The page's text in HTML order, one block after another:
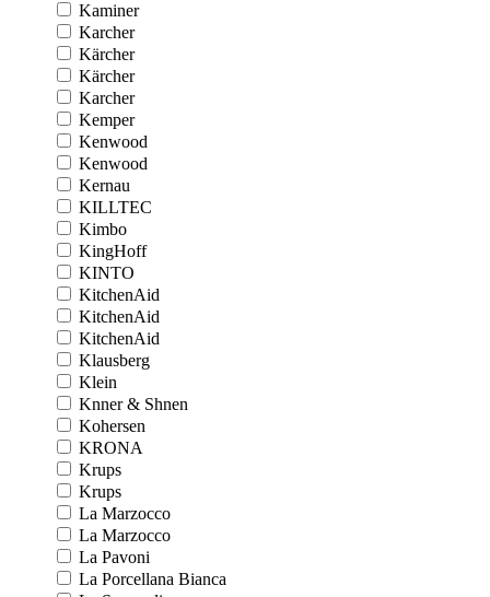
Kaminer
Karcher
Kärcher
Kärcher
Karcher
Kemper
Kenwood
Kenwood
Kernau
KILLTEC
Kimbo
KingHoff
KINTO
KitchenAid
KitchenAid
KitchenAid
Klausberg
Klein
Knner & Shnen
Kohersen
KRONA
Krups
Krups
La Marzocco
La Marzocco
La Pavoni
La Porcellana Bianca